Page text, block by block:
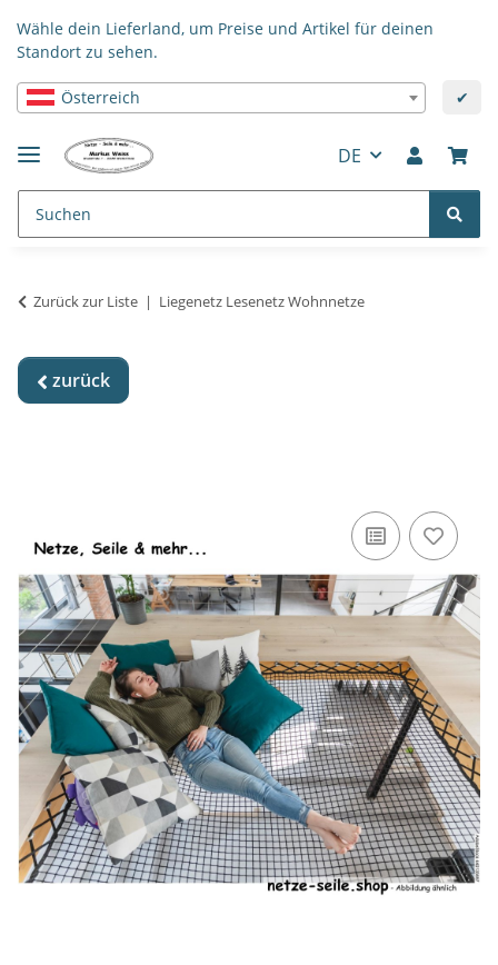
Wähle dein Lieferland, um Preise und Artikel für deinen
Standort zu sehen.
Österreich ✔
DE
Zurück zur Liste Liegenetz Lesenetz Wohnnetze
 zurück